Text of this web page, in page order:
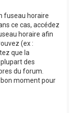
fuseau horaire
ce cas, accédez
horaire afin
(ex :
que la
des
du forum.
bon moment pour